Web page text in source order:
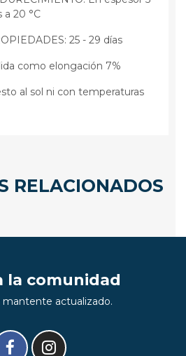
a 20 °C
25 - 29 días
como elongación 7%
al sol ni con temperaturas
RELACIONADOS
la comunidad
mantente actualizado.